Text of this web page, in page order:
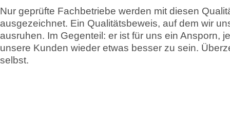
Nur geprüfte Fachbetriebe werden mit diesen
ausgezeichnet. Ein Qualitätsbeweis, auf dem wir
ausruhen. Im Gegenteil: er ist für uns ein Ansporn,
unsere Kunden wieder etwas besser zu sein.
selbst.